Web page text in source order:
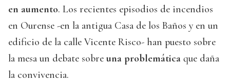
en aumento. Los recientes episodios de incendios
en Ourense -en la antigua Casa de los Baños y en un
edificio de la calle Vicente Risco- han puesto sobre
la mesa un debate sobre una problemática que daña
la convivencia.